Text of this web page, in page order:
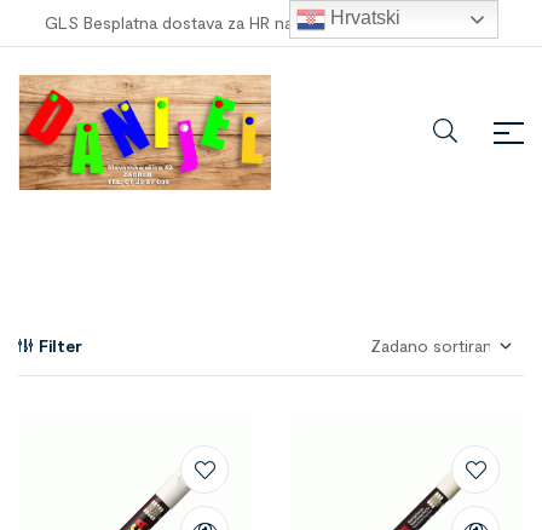
GLS Besplatna dostava za HR narudžbe veće od 100,00 €
Filter
Hrvatski